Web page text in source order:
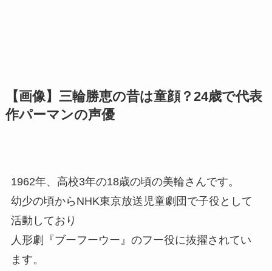
【画像】三輪勝恵の昔は童顔？24歳で代表
作パーマンの声優
1962年、高校3年の18歳の頃の美輪さんです。
幼少の頃からNHK東京放送児童劇団で子役として
活動しており
人形劇『ブーフーウー』のフー役に抜擢されてい
ます。